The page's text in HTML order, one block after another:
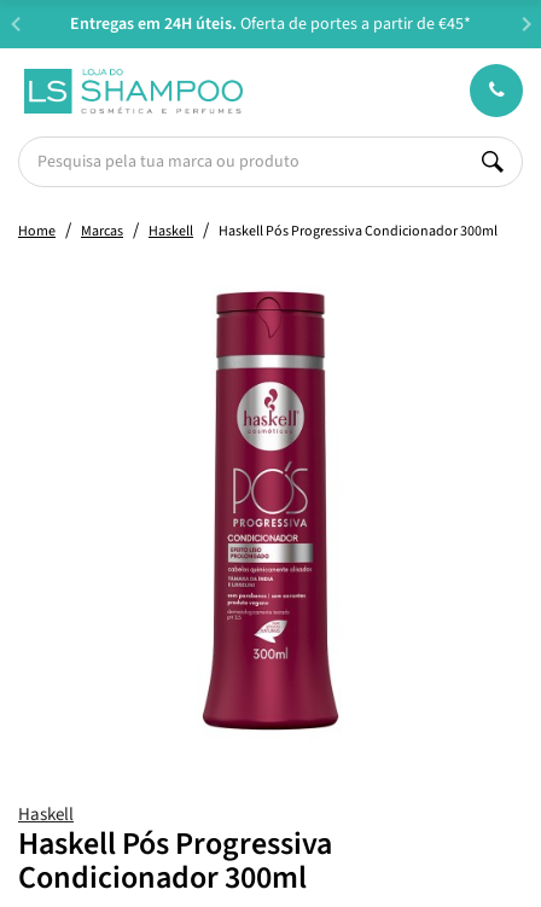
Entregas em 24H úteis. Oferta de portes a partir de €45*
Home Marcas Haskell Haskell Pós Progressiva Condicionador 300ml
Haskell
Haskell Pós Progressiva
Condicionador 300ml